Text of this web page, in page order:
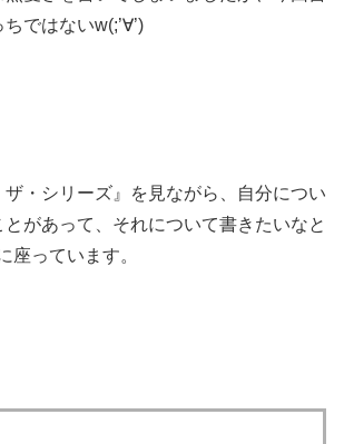
ではないw(;’∀’)
・シリーズ』を見ながら、自分につい
があって、それについて書きたいなと
座っています。